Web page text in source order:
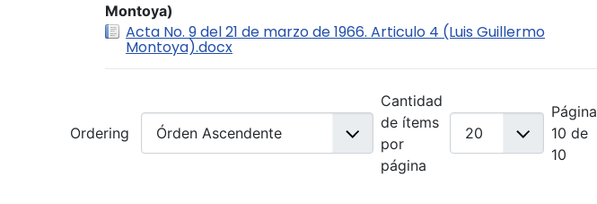
Montoya)
Acta No. 9 del 21 de marzo de 1966. Articulo 4 (Luis Guillermo
Montoya).docx
Ordering
Cantidad
de ítems
por
página
Página
10 de
10